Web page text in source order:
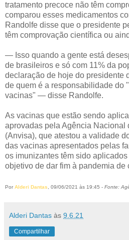
tratamento precoce não têm
comparou esses medicamentos
Randolfe disse que o presidente
têm comprovação científica ou
— Isso quando a gente está
de brasileiros e só com 11% da
declaração de hoje do presidente
de quem é a responsabilidade do
vacinas" — disse Randolfe.
As vacinas que estão sendo
aprovadas pela Agência Nacional
(Anvisa), que atestou a validade
das vacinas apresentados pelas
os imunizantes têm sido
objetivo de dar fim à pandemia de
Por Alderi Dantas, 09/06/2021 às 19:45 - Fonte:
Alderi Dantas às 9.6.21
Compartilhar